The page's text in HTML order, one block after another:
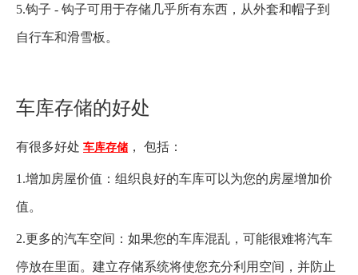
5.钩子 - 钩子可用于存储几乎所有东西，从外套和帽子到
自行车和滑雪板。
车库存储的好处
有很多好处 车库存储 ， 包括：
1.增加房屋价值：组织良好的车库可以为您的房屋增加价
值。
2.更多的汽车空间：如果您的车库混乱，可能很难将汽车
停放在里面。建立存储系统将使您充分利用空间，并防止